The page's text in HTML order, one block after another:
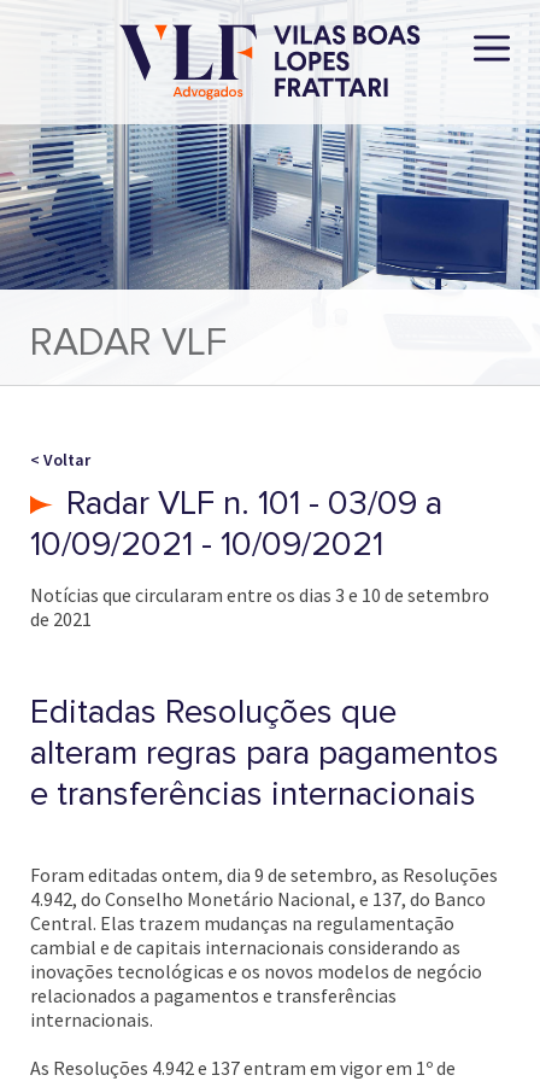
RADAR VLF
< Voltar
Radar VLF n. 101 - 03/09 a
10/09/2021 - 10/09/2021
Notícias que circularam entre os dias 3 e 10 de setembro
de 2021
Editadas Resoluções que
alteram regras para pagamentos
e transferências internacionais
Foram editadas ontem, dia 9 de setembro, as Resoluções
4.942, do Conselho Monetário Nacional, e 137, do Banco
Central. Elas trazem mudanças na regulamentação
cambial e de capitais internacionais considerando as
inovações tecnológicas e os novos modelos de negócio
relacionados a pagamentos e transferências
internacionais.
As Resoluções 4.942 e 137 entram em vigor em 1º de